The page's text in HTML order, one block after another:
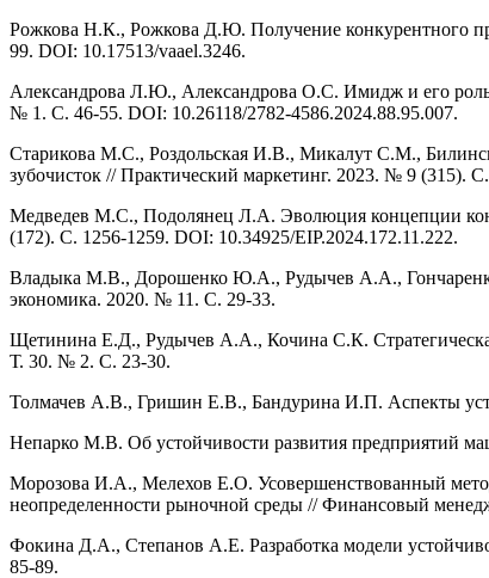
Рожкова Н.К., Рожкова Д.Ю. Получение конкурентного
99. DOI: 10.17513/vaael.3246.
Александрова Л.Ю., Александрова О.С. Имидж и его
№ 1. С. 46-55. DOI: 10.26118/2782-4586.2024.88.95.007.
Старикова М.С., Роздольская И.В., Микалут С.М.,
зубочисток // Практический маркетинг. 2023. № 9 (315).
Медведев М.С., Подолянец Л.А. Эволюция концепции
(172). С. 1256-1259. DOI: 10.34925/EIP.2024.172.11.222.
Владыка М.В., Дорошенко Ю.А., Рудычев А.А.,
экономика. 2020. № 11. С. 29-33.
Щетинина Е.Д., Рудычев А.А., Кочина С.К.
Т. 30. № 2. С. 23-30.
Толмачев А.В., Гришин Е.В., Бандурина И.П. Аспекты
Непарко М.В. Об устойчивости развития предприятий
Морозова И.А., Мелехов Е.О. Усовершенствованный
неопределенности рыночной среды // Финансовый
Фокина Д.А., Степанов А.Е. Разработка модели
85-89.